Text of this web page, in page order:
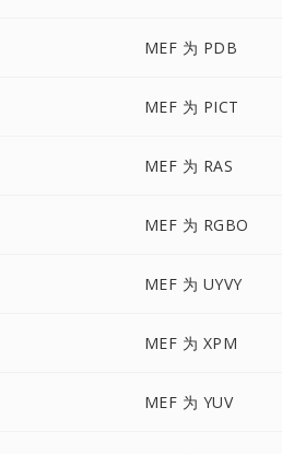
MEF 为 PDB
MEF 为 PICT
MEF 为 RAS
MEF 为 RGBO
MEF 为 UYVY
MEF 为 XPM
MEF 为 YUV